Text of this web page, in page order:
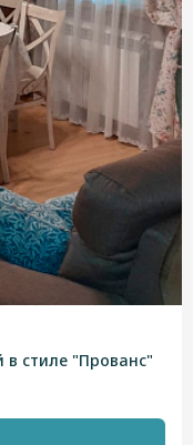
стиле "Прованс"